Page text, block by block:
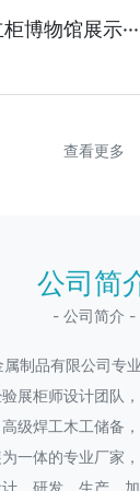
博物馆展示···
查看更多
公司简
- 公司简介 -
制品有限公司专
展柜师设计团队
级焊工木工储备
一体的专业厂家
、研发、生产、